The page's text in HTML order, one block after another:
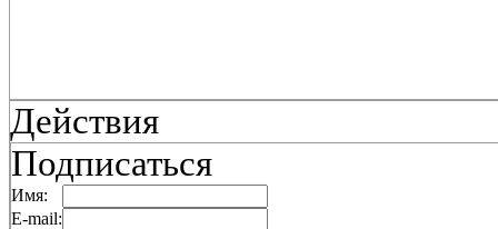
Действия
Подписаться
Имя:
E-mail: